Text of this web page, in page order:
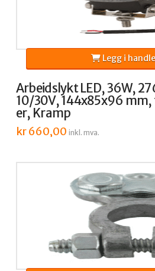
Arbeidslykt LED, 36W,
10/30V, 144x85x96 mm,
er, Kramp
kr660,00 inkl. mva.
Legg i